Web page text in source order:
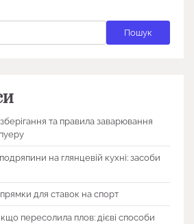
Пошук
та правила заварювання
на глянцевій кухні: засоби
для ставок на спорт
пересолила плов: дієві способи